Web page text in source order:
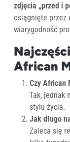
zdjęcia „przed i
osiągnięte przez
wiarygodność
African
Czy African
Tak, jednak
stylu życia.
Jak długo
Zaleca się